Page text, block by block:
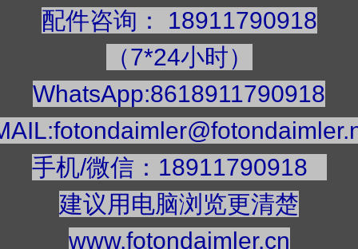
配件咨询 ： 18911790918
（7*24小时）
WhatsApp:8618911790918
手机/微信：18911790918
建议用电脑浏览更清楚
www.fotondaimler.cn